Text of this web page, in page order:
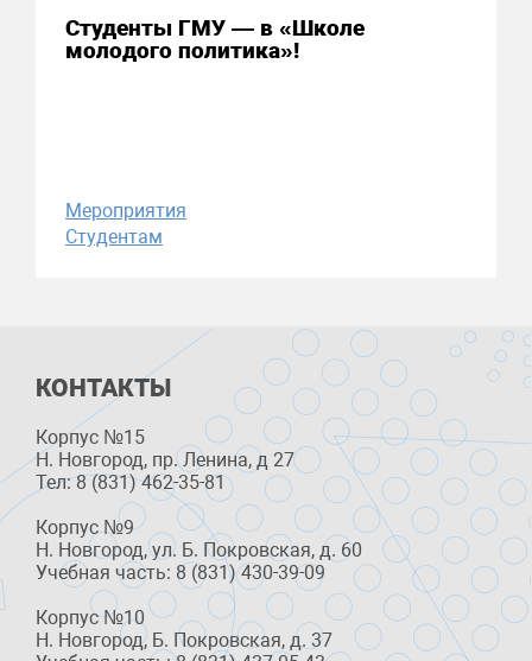
Студенты ГМУ — в «Школе
молодого политика»!
Мероприятия
Студентам
КОНТАКТЫ
Корпус №15
Н. Новгород, пр. Ленина, д 27
Тел: 8 (831) 462-35-81
Корпус №9
Н. Новгород, ул. Б. Покровская, д. 60
Учебная часть: 8 (831) 430-39-09
Корпус №10
Н. Новгород, Б. Покровская, д. 37